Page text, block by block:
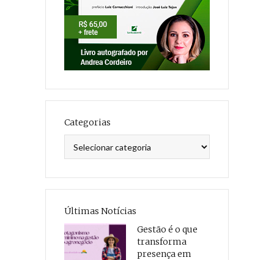
Categorias
Últimas Notícias
Gestão é o que
transforma
presença em